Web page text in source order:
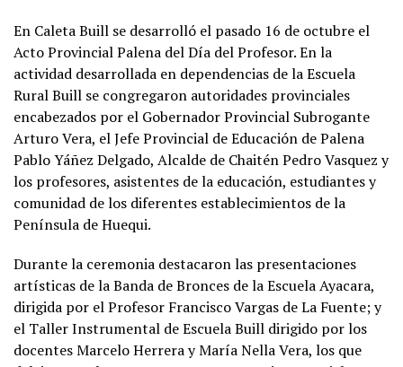
En Caleta Buill se desarrolló el pasado 16 de octubre el
Acto Provincial Palena del Día del Profesor. En la
actividad desarrollada en dependencias de la Escuela
Rural Buill se congregaron autoridades provinciales
encabezados por el Gobernador Provincial Subrogante
Arturo Vera, el Jefe Provincial de Educación de Palena
Pablo Yáñez Delgado, Alcalde de Chaitén Pedro Vasquez y
los profesores, asistentes de la educación, estudiantes y
comunidad de los diferentes establecimientos de la
Península de Huequi.
Durante la ceremonia destacaron las presentaciones
artísticas de la Banda de Bronces de la Escuela Ayacara,
dirigida por el Profesor Francisco Vargas de La Fuente; y
el Taller Instrumental de Escuela Buill dirigido por los
docentes Marcelo Herrera y María Nella Vera, los que